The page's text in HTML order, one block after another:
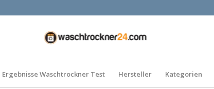
Ergebnisse Waschtrockner Test Hersteller Kategorien